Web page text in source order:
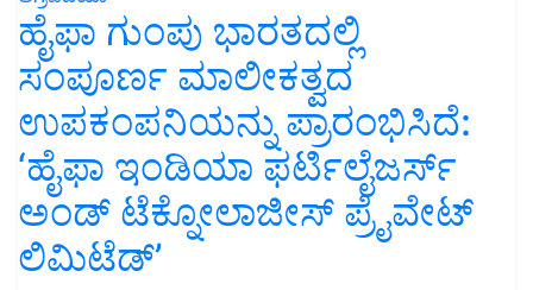
ಹೈಫಾ ಗುಂಪು ಭಾರತದಲ್ಲಿ
ಸಂಪೂರ್ಣ ಮಾಲೀಕತ್ವದ
ಉಪಕಂಪನಿಯನ್ನು ಪ್ರಾರಂಭಿಸಿದೆ:
‘ಹೈಫಾ ಇಂಡಿಯಾ ಫರ್ಟಿಲೈಜರ್ಸ್
ಅಂಡ್ ಟೆಕ್ನೋಲಾಜೀಸ್ ಪ್ರೈವೇಟ್
ಲಿಮಿಟೆಡ್’